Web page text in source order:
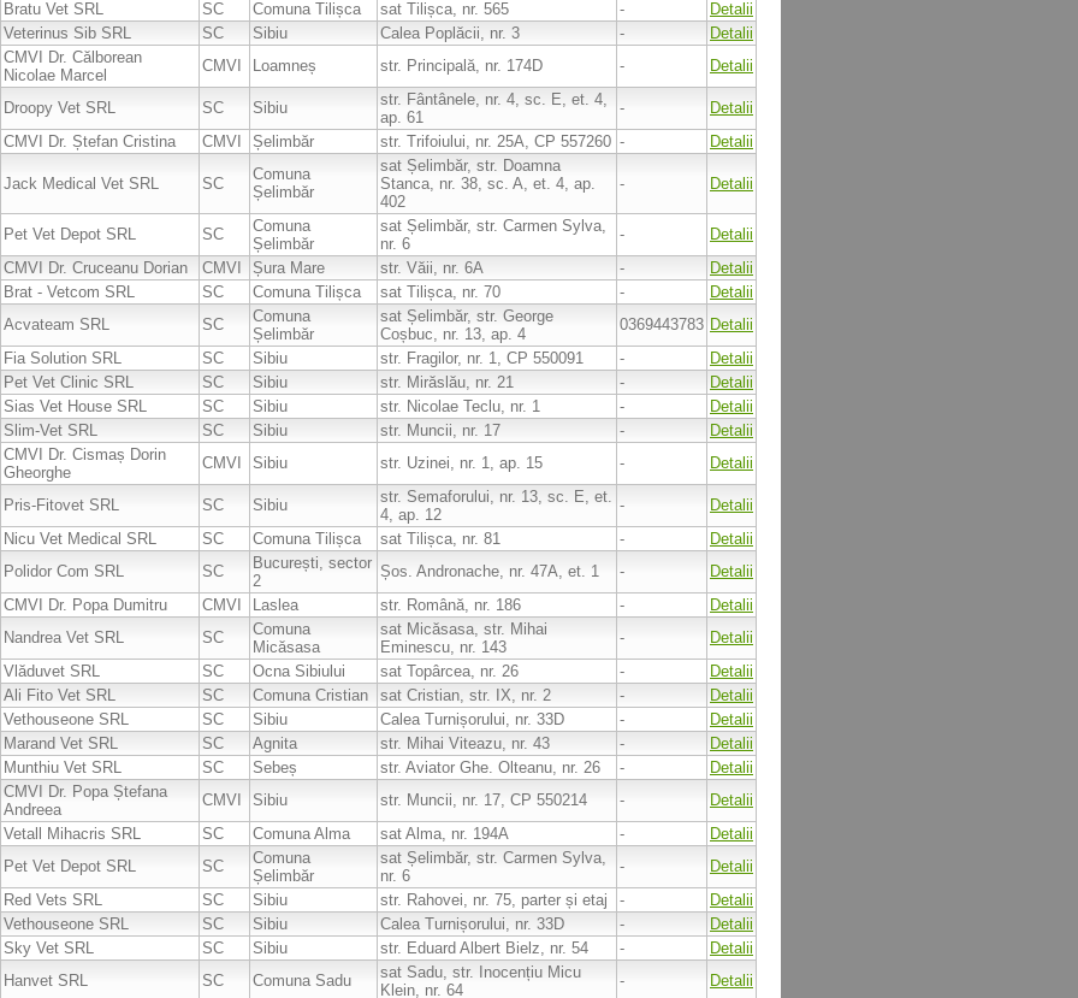
Bratu Vet SRL
SC Comuna Tilișca sat Tilișca, nr. 565 -
Detalii
Veterinus Sib SRL
SC Sibiu Calea Poplăcii, nr. 3 -
Detalii
CMVI Dr. Călborean
Nicolae Marcel
CMVI Loamneș str. Principală, nr. 174D - Detalii
Droopy Vet SRL SC Sibiu
str. Fântânele, nr. 4, sc. E, et. 4,
ap. 61
-
Detalii
CMVI Dr. Ștefan Cristina
CMVI Șelimbăr str. Trifoiului, nr. 25A, CP 557260 - Detalii
Jack Medical Vet SRL SC
Comuna
Șelimbăr
sat Șelimbăr, str. Doamna
Stanca, nr. 38, sc. A, et. 4, ap.
402
- Detalii
Pet Vet Depot SRL SC
Comuna
Șelimbăr
sat Șelimbăr, str. Carmen Sylva,
nr. 6
-
Detalii
CMVI Dr. Cruceanu Dorian
CMVI Șura Mare str. Văii, nr. 6A -
Detalii
Brat - Vetcom SRL
SC Comuna Tilișca sat Tilișca, nr. 70 -
Detalii
Acvateam SRL
SC
Comuna
Șelimbăr
sat Șelimbăr, str. George
Coșbuc, nr. 13, ap. 4
0369443783 Detalii
Fia Solution SRL
SC Sibiu str. Fragilor, nr. 1, CP 550091 -
Detalii
Pet Vet Clinic SRL
SC Sibiu str. Mirăslău, nr. 21 -
Detalii
Sias Vet House SRL
SC Sibiu str. Nicolae Teclu, nr. 1 -
Detalii
Slim-Vet SRL
SC Sibiu str. Muncii, nr. 17 -
Detalii
CMVI Dr. Cismaș Dorin
Gheorghe
CMVI Sibiu str. Uzinei, nr. 1, ap. 15 - Detalii
Pris-Fitovet SRL SC Sibiu
str. Semaforului, nr. 13, sc. E, et.
4, ap. 12
-
Detalii
Nicu Vet Medical SRL
SC Comuna Tilișca sat Tilișca, nr. 81 -
Detalii
Polidor Com SRL
SC
București, sector
2
Șos. Andronache, nr. 47A, et. 1 -
Detalii
CMVI Dr. Popa Dumitru
CMVI Laslea str. Română, nr. 186 -
Detalii
Nandrea Vet SRL
SC
Comuna
Micăsasa
sat Micăsasa, str. Mihai
Eminescu, nr. 143
-
Detalii
Vlăduvet SRL
SC Ocna Sibiului sat Topârcea, nr. 26 -
Detalii
Ali Fito Vet SRL
SC Comuna Cristian sat Cristian, str. IX, nr. 2 -
Detalii
Vethouseone SRL
SC Sibiu Calea Turnișorului, nr. 33D -
Detalii
Marand Vet SRL
SC Agnita str. Mihai Viteazu, nr. 43 -
Detalii
Munthiu Vet SRL
SC Sebeș str. Aviator Ghe. Olteanu, nr. 26 -
Detalii
CMVI Dr. Popa Ștefana
Andreea
CMVI Sibiu str. Muncii, nr. 17, CP 550214 -
Detalii
Vetall Mihacris SRL
SC Comuna Alma sat Alma, nr. 194A -
Detalii
Pet Vet Depot SRL
SC
Comuna
Șelimbăr
sat Șelimbăr, str. Carmen Sylva,
nr. 6
-
Detalii
Red Vets SRL
SC Sibiu str. Rahovei, nr. 75, parter și etaj -
Detalii
Vethouseone SRL
SC Sibiu Calea Turnișorului, nr. 33D -
Detalii
Sky Vet SRL
SC Sibiu str. Eduard Albert Bielz, nr. 54 -
Detalii
Hanvet SRL
SC Comuna Sadu
sat Sadu, str. Inocențiu Micu
Klein, nr. 64
- Detalii